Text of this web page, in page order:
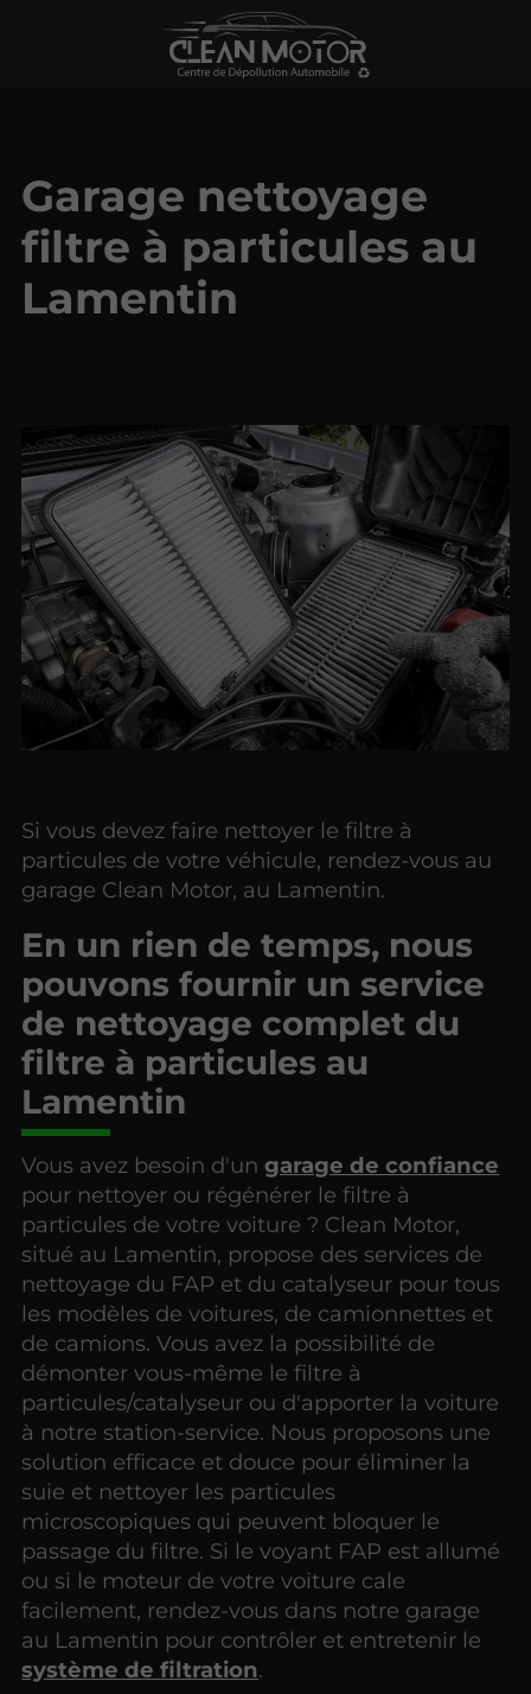
Garage nettoyage
filtre à particules au
Lamentin
Si vous devez faire nettoyer le filtre à
particules de votre véhicule, rendez-vous au
garage Clean Motor, au Lamentin.
En un rien de temps, nous
pouvons fournir un service
de nettoyage complet du
filtre à particules au
Lamentin
Vous avez besoin d'ungarage de confiance
pour nettoyer ou régénérer le filtre à
particules de votre voiture ? Clean Motor,
situé au Lamentin, propose des services de
nettoyage du FAP et du catalyseur pour tous
les modèles de voitures, de camionnettes et
de camions. Vous avez la possibilité de
démonter vous-même le filtre à
particules/catalyseur ou d'apporter la voiture
à notre station-service. Nous proposons une
solution efficace et douce pour éliminer la
suie et nettoyer les particules
microscopiques qui peuvent bloquer le
passage du filtre. Si le voyant FAP est allumé
ou si le moteur de votre voiture cale
facilement, rendez-vous dans notre garage
au Lamentin pour contrôler et entretenir le
système de filtration.